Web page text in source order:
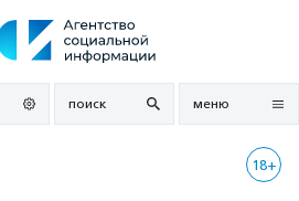
поиск меню
18+